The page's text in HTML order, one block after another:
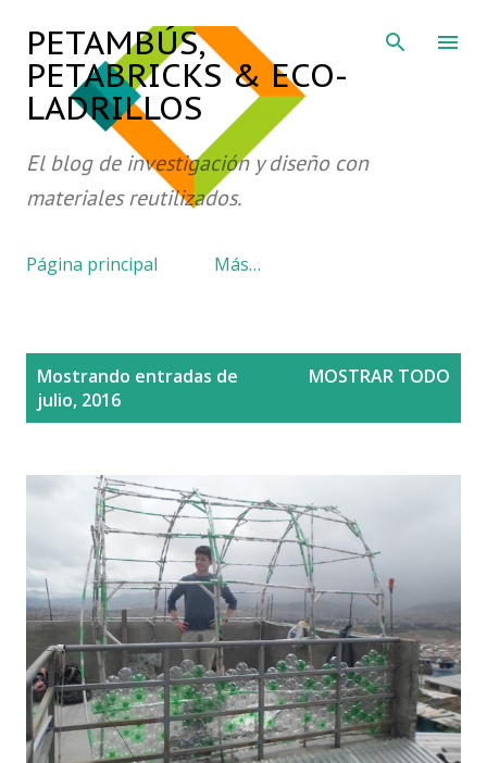
Ir al contenido principal
PETAMBÚS,
PETABRICKS & ECO-
LADRILLOS
El blog de investigación y diseño con
materiales reutilizados.
Página principal Más…
Mostrando entradas de
julio, 2016
MOSTRAR TODO